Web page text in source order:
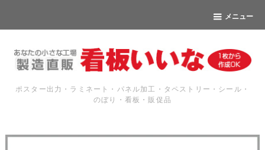
メニュー
ポスター出力・ラミネート・パネル加工・タペストリー・シール・
のぼり・看板・販促品